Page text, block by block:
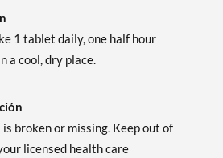
1 tablet daily, one half hour
a cool, dry place.
broken or missing. Keep out of
licensed health care